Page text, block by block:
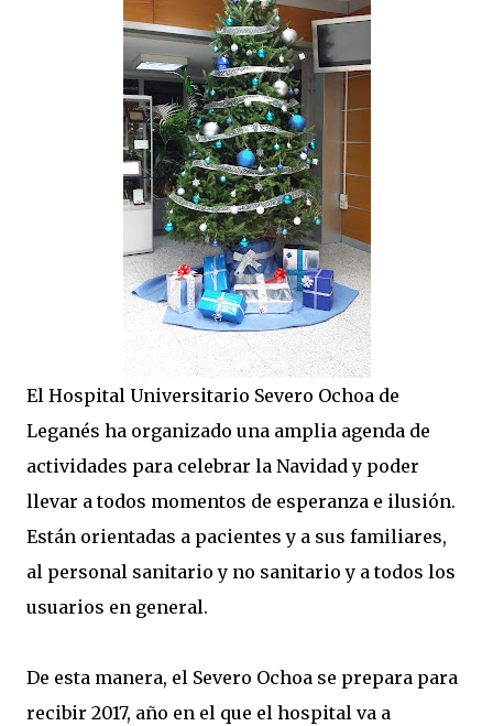
El Hospital Universitario Severo Ochoa de
Leganés ha organizado una amplia agenda de
actividades para celebrar la Navidad y poder
llevar a todos momentos de esperanza e ilusión.
Están orientadas a pacientes y a sus familiares,
al personal sanitario y no sanitario y a todos los
usuarios en general.
De esta manera, el Severo Ochoa se prepara para
recibir 2017, año en el que el hospital va a